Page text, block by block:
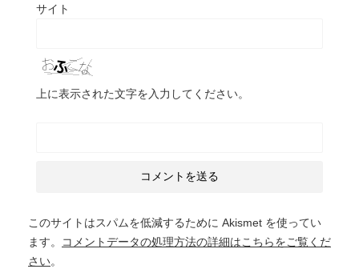
サイト
上に表示された文字を入力してください。
このサイトはスパムを低減するために Akismet を使ってい
ます。
コメントデータの処理方法の詳細はこちらをご覧くだ
さい。